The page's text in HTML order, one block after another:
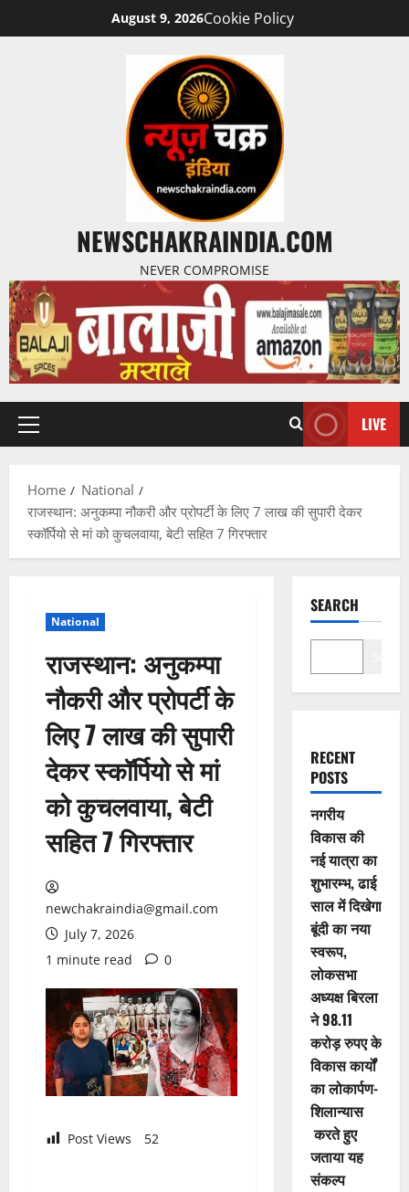
August 9, 2026Cookie Policy
NEWSCHAKRAINDIA.COM
NEVER COMPROMISE
LIVE
Home
National
राजस्थान: अनुकम्पा नौकरी और प्रोपर्टी के लिए 7 लाख की सुपारी देकर
स्कॉर्पियो से मां को कुचलवाया, बेटी सहित 7 गिरफ्तार
National
राजस्थान: अनुकम्पा
नौकरी और प्रोपर्टी के
लिए 7 लाख की सुपारी
देकर स्कॉर्पियो से मां
को कुचलवाया, बेटी
सहित 7 गिरफ्तार
newchakraindia@gmail.com
July 7, 2026
1 minute read
0
Post Views 52
SEARCH
RECENT
POSTS
नगरीय
विकास की
नई यात्रा का
शुभारम्भ, ढाई
साल में दिखेगा
बूंदी का नया
स्वरूप,
लोकसभा
अध्यक्ष बिरला
ने 98.11
करोड़ रुपए के
विकास कार्यों
का लोकार्पण-
शिलान्यास
करते हुए
जताया यह
संकल्प